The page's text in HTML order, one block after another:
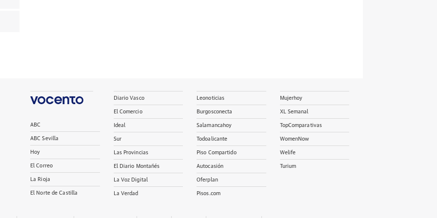
ABC
ABC Sevilla
Hoy
El Correo
La Rioja
El Norte de Castilla
Diario Vasco
El Comercio
Ideal
Sur
Las Provincias
El Diario Montañés
La Voz Digital
La Verdad
Leonoticias
Burgosconecta
Salamancahoy
Todoalicante
Piso Compartido
Autocasión
Oferplan
Pisos.com
Mujerhoy
XL Semanal
TopComparativas
WomenNow
Welife
Turium